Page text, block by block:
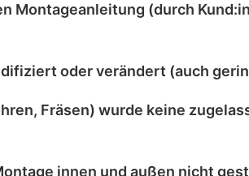
Montageanleitung (durch
oderverändert (auch
Fräsen) wurde keine
innen und außen nicht